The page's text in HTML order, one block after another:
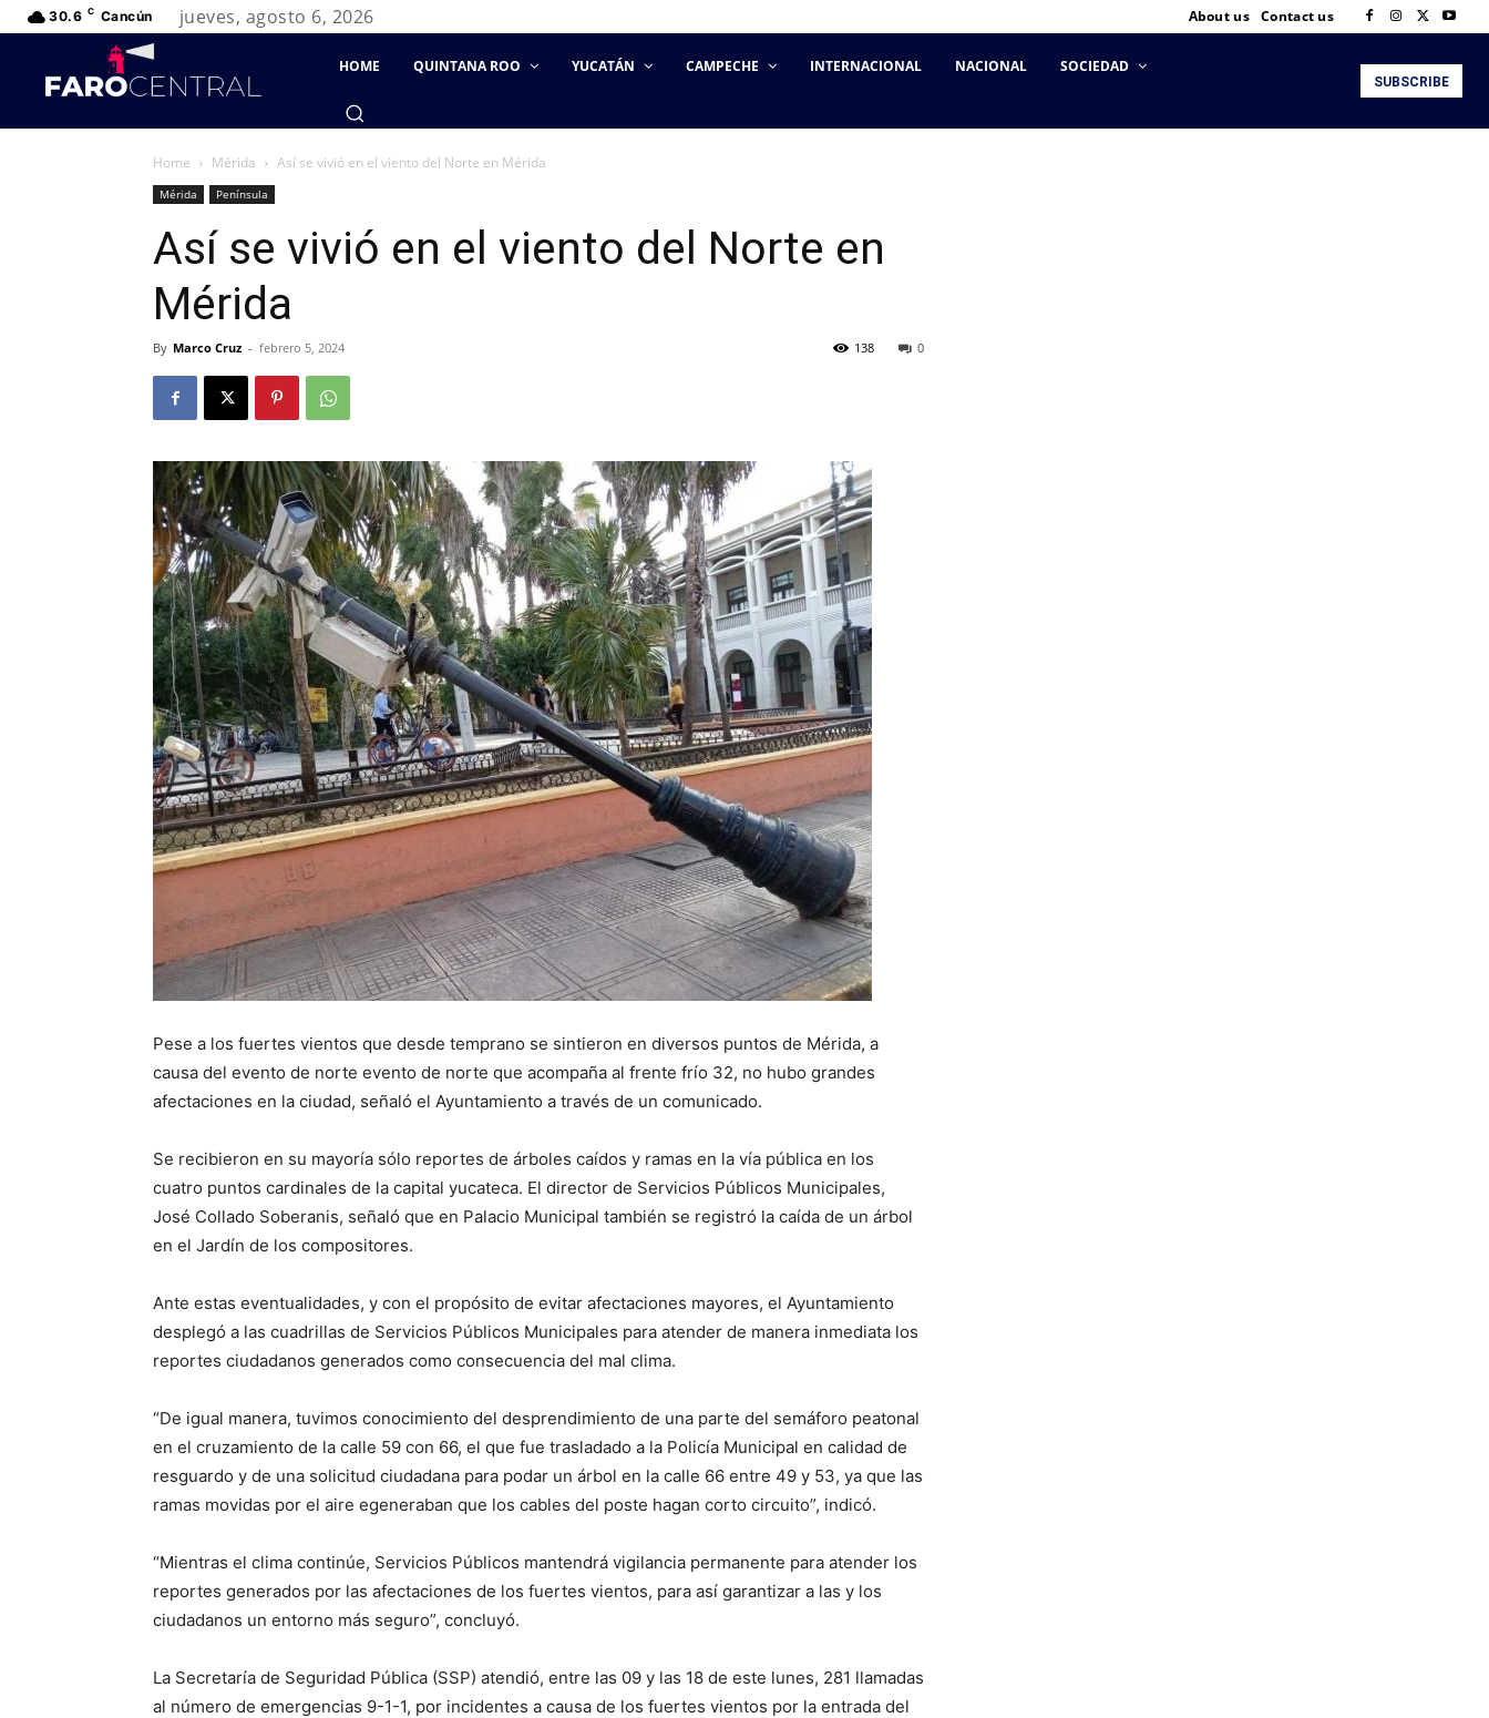
30.6 C Cancún jueves, agosto 6, 2026 About us Contact us
HOME QUINTANA ROO YUCATÁN CAMPECHE INTERNACIONAL NACIONAL SOCIEDAD
SUBSCRIBE
Home Mérida Así se vivió en el viento del Norte en Mérida
Mérida Península
Así se vivió en el viento del Norte en
Mérida
By Marco Cruz - febrero 5, 2024 0
138
Pese a los fuertes vientos que desde temprano se sintieron en diversos puntos de Mérida, a
causa del evento de norte evento de norte que acompaña al frente frío 32, no hubo grandes
afectaciones en la ciudad, señaló el Ayuntamiento a través de un comunicado.
Se recibieron en su mayoría sólo reportes de árboles caídos y ramas en la vía pública en los
cuatro puntos cardinales de la capital yucateca. El director de Servicios Públicos Municipales,
José Collado Soberanis, señaló que en Palacio Municipal también se registró la caída de un árbol
en el Jardín de los compositores.
Ante estas eventualidades, y con el propósito de evitar afectaciones mayores, el Ayuntamiento
desplegó a las cuadrillas de Servicios Públicos Municipales para atender de manera inmediata los
reportes ciudadanos generados como consecuencia del mal clima.
“De igual manera, tuvimos conocimiento del desprendimiento de una parte del semáforo peatonal
en el cruzamiento de la calle 59 con 66, el que fue trasladado a la Policía Municipal en calidad de
resguardo y de una solicitud ciudadana para podar un árbol en la calle 66 entre 49 y 53, ya que las
ramas movidas por el aire egeneraban que los cables del poste hagan corto circuito”, indicó.
“Mientras el clima continúe, Servicios Públicos mantendrá vigilancia permanente para atender los
reportes generados por las afectaciones de los fuertes vientos, para así garantizar a las y los
ciudadanos un entorno más seguro”, concluyó.
La Secretaría de Seguridad Pública (SSP) atendió, entre las 09 y las 18 de este lunes, 281 llamadas
al número de emergencias 9-1-1, por incidentes a causa de los fuertes vientos por la entrada del